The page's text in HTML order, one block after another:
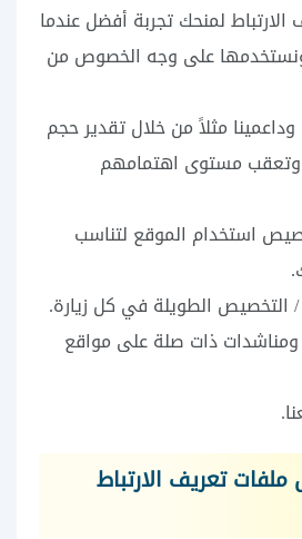
لمنحك تجربة أفضل عندما
ونستخدمها على وجه الخصوص من
مثلاً من خلال تقدير حجم
وتعقب مستوى اهتمامهم
استخدام الموقع لتناسب
التخصيص الطويلة في كل زيارة.
ذات صلة على مواقع
تعريف الارتباط